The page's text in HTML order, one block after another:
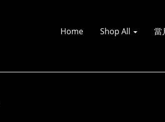
Home Shop All 當